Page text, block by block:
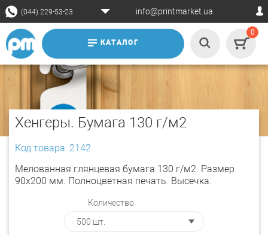
(044) 229-53-23 info@printmarket.ua
КАТАЛОГ
0
Хенгеры. Бумага 130 г/м2
Код товара: 2142
Мелованная глянцевая бумага 130 г/м2. Размер
90х200 мм. Полноцветная печать. Высечка.
Количество: